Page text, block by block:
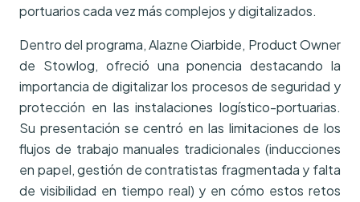
portuarios cada vez más complejos y digitalizados.
Dentro del programa, Alazne Oiarbide, Product Owner
de Stowlog, ofreció una ponencia destacando la
importancia de digitalizar los procesos de seguridad y
protección en las instalaciones logístico-portuarias.
Su presentación se centró en las limitaciones de los
flujos de trabajo manuales tradicionales (inducciones
en papel, gestión de contratistas fragmentada y falta
de visibilidad en tiempo real) y en cómo estos retos